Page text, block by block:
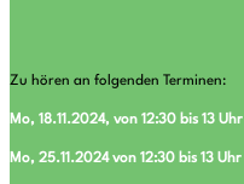
Zu hören an folgenden Terminen:
Mo, 18.11.2024, von 12:30 bis 13 Uhr
Mo, 25.11.2024 von 12:30 bis 13 Uhr